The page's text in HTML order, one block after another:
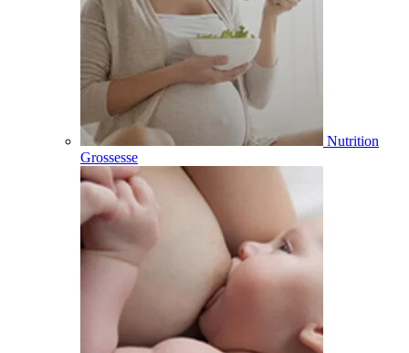
Nutrition
Grossesse